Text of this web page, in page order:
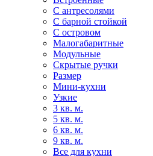
С антресолями
С барной стойкой
С островом
Малогабаритные
Модульные
Скрытые ручки
Размер
Мини-кухни
Узкие
3 кв. м.
5 кв. м.
6 кв. м.
9 кв. м.
Все для кухни